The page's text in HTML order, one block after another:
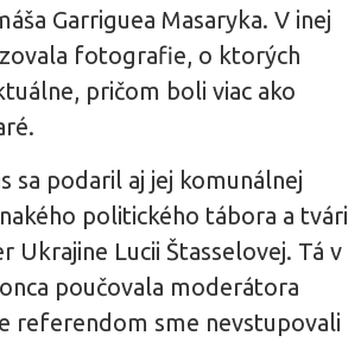
Garriguea Masaryka. V inej
fotografie, o ktorých
pričom boli viac ako
sa podaril aj jej komunálnej
politického tábora a tvári
Ukrajine Lucii Štasselovej. Tá v
poučovala moderátora
referendom sme nevstupovali